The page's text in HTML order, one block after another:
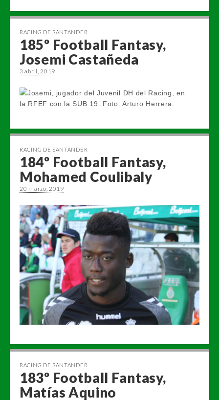
RACING DE SANTANDER
185º Football Fantasy,
Josemi Castañeda
3 abril, 2019
RACING DE SANTANDER
184º Football Fantasy,
Mohamed Coulibaly
20 marzo, 2019
RACING DE SANTANDER
183º Football Fantasy,
Matías Aquino